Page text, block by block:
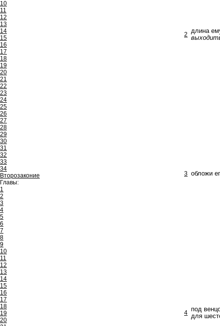
10
11
12
13
14
15
16
17
18
19
20
21
22
23
24
25
26
27
28
29
30
31
32
33
34
Второзаконие
Главы:
1
2
3
4
5
6
7
8
9
10
11
12
13
14
15
16
17
18
19
20
2 длина
3 обложи
4 под
для